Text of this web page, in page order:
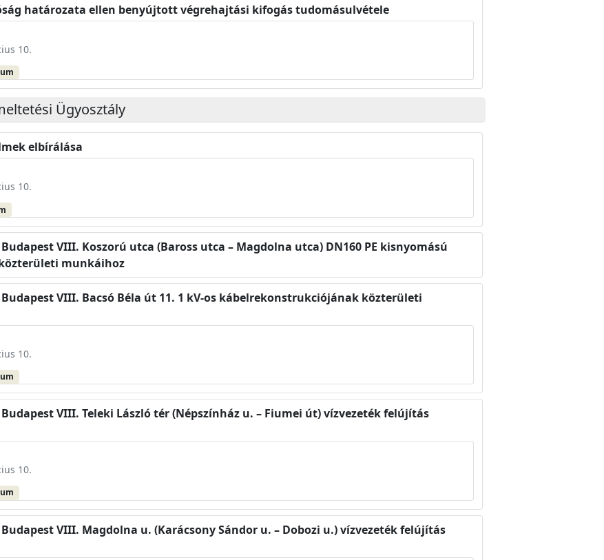
határozata ellen benyújtott végrehajtási kifogás tudomásulvétele
10.
Ügyosztály
elbírálása
10.
VIII. Koszorú utca (Baross utca – Magdolna utca) DN160 PE kisnyomású
munkáihoz
VIII. Bacsó Béla út 11. 1 kV-os kábelrekonstrukciójának közterületi
10.
VIII. Teleki László tér (Népszínház u. – Fiumei út) vízvezeték felújítás
10.
VIII. Magdolna u. (Karácsony Sándor u. – Dobozi u.) vízvezeték felújítás